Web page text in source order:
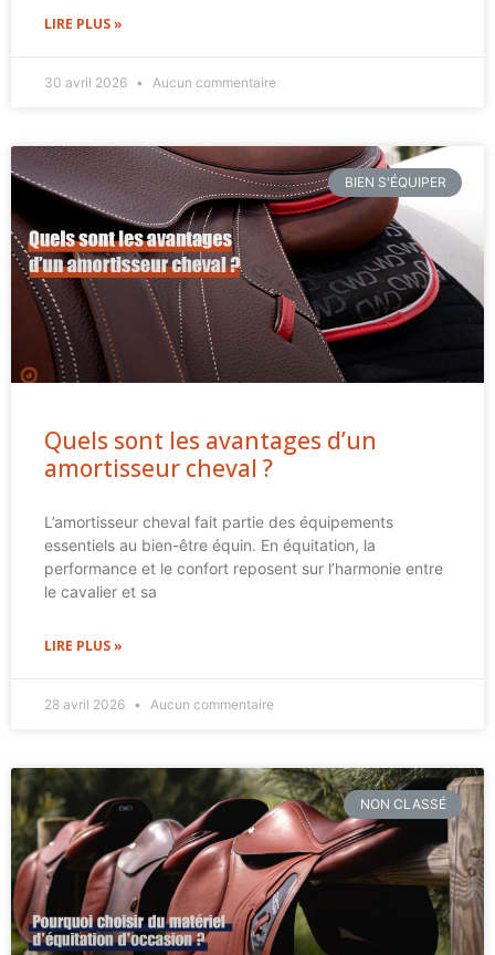
LIRE PLUS »
30 avril 2026 Aucun commentaire
BIEN S'ÉQUIPER
Quels sont les avantages d’un
amortisseur cheval ?
L’amortisseur cheval fait partie des équipements
essentiels au bien-être équin. En équitation, la
performance et le confort reposent sur l’harmonie entre
le cavalier et sa
LIRE PLUS »
28 avril 2026 Aucun commentaire
NON CLASSÉ